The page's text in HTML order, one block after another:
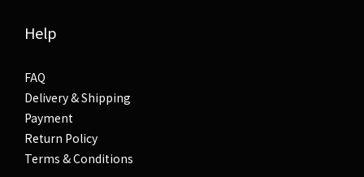
Help
FAQ
Delivery & Shipping
Payment
Return Policy
Terms & Conditions